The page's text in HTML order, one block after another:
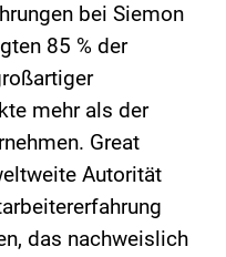
bei Siemon
85 % der
mehr als der
Great
Autorität
das nachweislich